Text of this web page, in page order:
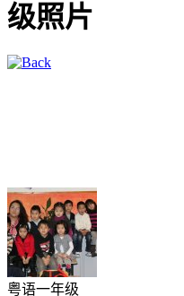
级照片
粤语一年级